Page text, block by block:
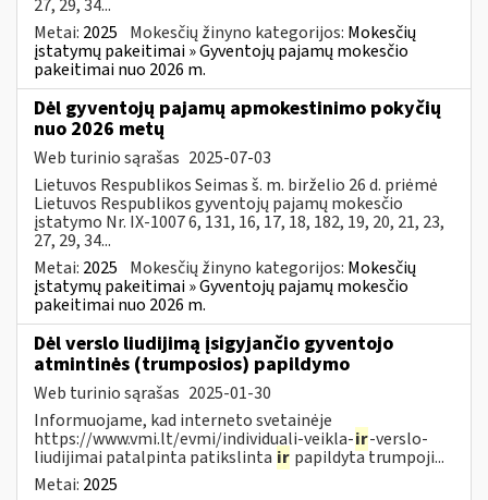
27, 29, 34...
Metai: 2025 Mokesčių žinyno kategorijos: Mokesčių
įstatymų pakeitimai » Gyventojų pajamų mokesčio
pakeitimai nuo 2026 m.
Dėl gyventojų pajamų apmokestinimo pokyčių
nuo 2026 metų
Web turinio sąrašas 2025-07-03
Lietuvos Respublikos Seimas š. m. birželio 26 d. priėmė
Lietuvos Respublikos gyventojų pajamų mokesčio
įstatymo Nr. IX-1007 6, 131, 16, 17, 18, 182, 19, 20, 21, 23,
27, 29, 34...
Metai: 2025 Mokesčių žinyno kategorijos: Mokesčių
įstatymų pakeitimai » Gyventojų pajamų mokesčio
pakeitimai nuo 2026 m.
Dėl verslo liudijimą įsigyjančio gyventojo
atmintinės (trumposios) papildymo
Web turinio sąrašas 2025-01-30
Informuojame, kad interneto svetainėje
https://www.vmi.lt/evmi/individuali-veikla-ir-verslo-
liudijimai patalpinta patikslinta ir papildyta trumpoji...
Metai: 2025